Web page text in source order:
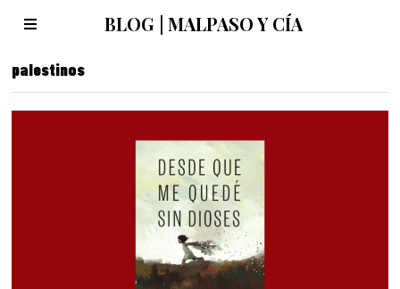
BLOG | MALPASO Y CÍA
palestinos